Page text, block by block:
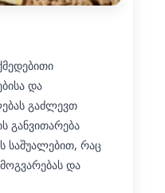
და
გაძლევთ
განვითარება
საშუალებით, რაც
და